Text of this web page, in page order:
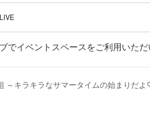
イベントスペースをご利用いただ
～キラキラなサマータイムの始まりだ